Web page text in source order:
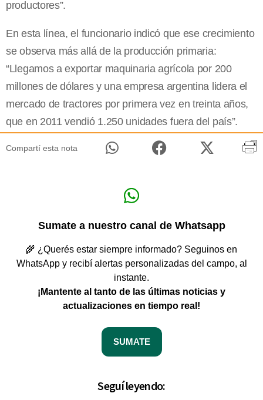
productores”.
En esta línea, el funcionario indicó que ese crecimiento
se observa más allá de la producción primaria:
“Llegamos a exportar maquinaria agrícola por 200
millones de dólares y una empresa argentina lidera el
mercado de tractores por primera vez en treinta años,
que en 2011 vendió 1.250 unidades fuera del país”.
Compartí esta nota
Sumate a nuestro canal de Whatsapp
🌾 ¿Querés estar siempre informado? Seguinos en
WhatsApp y recibí alertas personalizadas del campo, al
instante.
¡Mantente al tanto de las últimas noticias y
actualizaciones en tiempo real!
SUMATE
Seguí leyendo: